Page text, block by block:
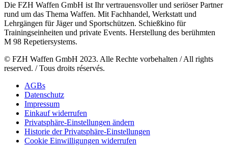
Die FZH Waffen GmbH ist Ihr vertrauensvoller und seriöser Partner
rund um das Thema Waffen. Mit Fachhandel, Werkstatt und
Lehrgängen für Jäger und Sportschützen. Schießkino für
Trainingseinheiten und private Events. Herstellung des berühmten
M 98 Repetiersystems.
© FZH Waffen GmbH 2023. Alle Rechte vorbehalten / All rights
reserved. / Tous droits réservés.
AGBs
Datenschutz
Impressum
Einkauf widerrufen
Privatsphäre-Einstellungen ändern
Historie der Privatsphäre-Einstellungen
Cookie Einwilligungen widerrufen